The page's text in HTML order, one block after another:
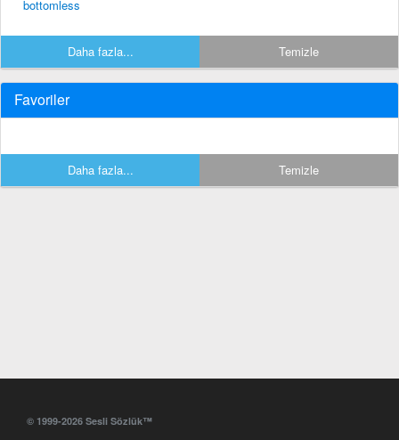
bottomless
Daha fazla... Temizle
Favoriler
Daha fazla... Temizle
© 1999-2026 Sesli Sözlük™